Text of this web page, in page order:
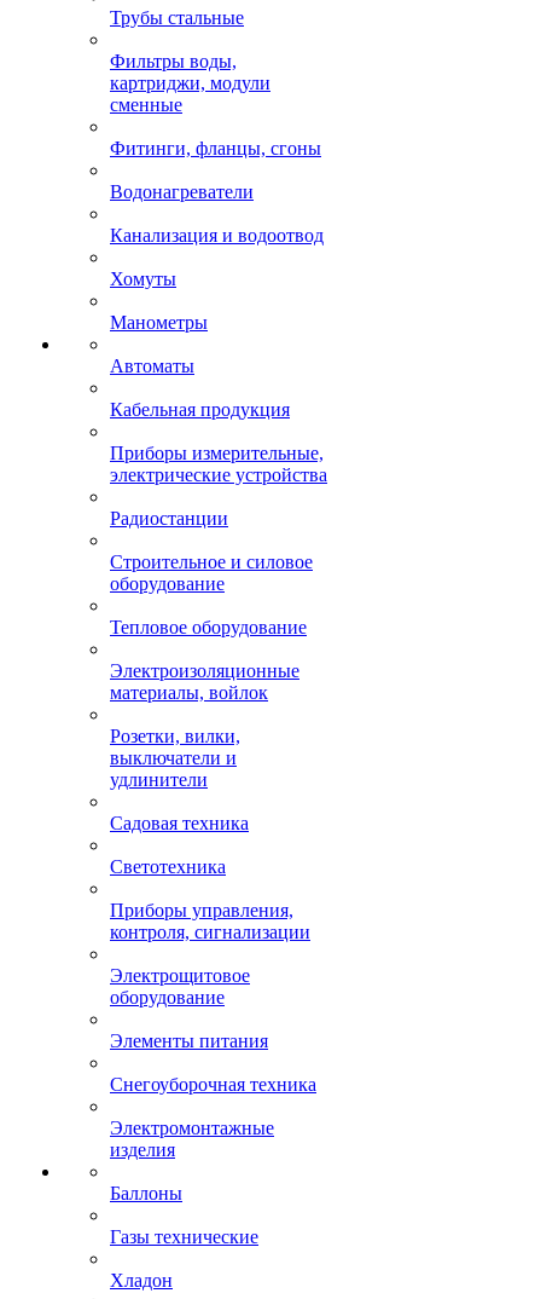
Трубы стальные
Фильтры воды,
картриджи, модули
сменные
Фитинги, фланцы, сгоны
Водонагреватели
Канализация и водоотвод
Хомуты
Манометры
Автоматы
Кабельная продукция
Приборы измерительные,
электрические устройства
Радиостанции
Строительное и силовое
оборудование
Тепловое оборудование
Электроизоляционные
материалы, войлок
Розетки, вилки,
выключатели и
удлинители
Садовая техника
Светотехника
Приборы управления,
контроля, сигнализации
Электрощитовое
оборудование
Элементы питания
Снегоуборочная техника
Электромонтажные
изделия
Баллоны
Газы технические
Хладон